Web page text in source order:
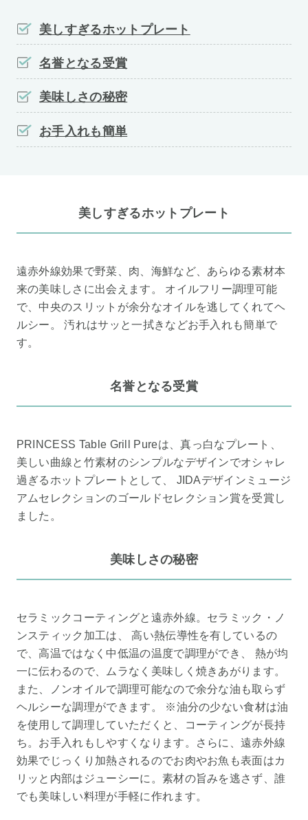
美しすぎるホットプレート
名誉となる受賞
美味しさの秘密
お手入れも簡単
美しすぎるホットプレート
遠赤外線効果で野菜、肉、海鮮など、あらゆる素材本
来の美味しさに出会えます。 オイルフリー調理可能
で、中央のスリットが余分なオイルを逃してくれてヘ
ルシー。 汚れはサッと一拭きなどお手入れも簡単で
す。
名誉となる受賞
PRINCESS Table Grill Pureは、真っ白なプレート、
美しい曲線と竹素材のシンプルなデザインでオシャレ
過ぎるホットプレートとして、 JIDAデザインミュージ
アムセレクションのゴールドセレクション賞を受賞し
ました。
美味しさの秘密
セラミックコーティングと遠赤外線。セラミック・ノ
ンスティック加工は、 高い熱伝導性を有しているの
で、高温ではなく中低温の温度で調理ができ、 熱が均
一に伝わるので、ムラなく美味しく焼きあがります。
また、ノンオイルで調理可能なので余分な油も取らず
ヘルシーな調理ができます。 ※油分の少ない食材は油
を使用して調理していただくと、コーティングが長持
ち。お手入れもしやすくなります。さらに、遠赤外線
効果でじっくり加熱されるのでお肉やお魚も表面はカ
リッと内部はジューシーに。素材の旨みを逃さず、誰
でも美味しい料理が手軽に作れます。